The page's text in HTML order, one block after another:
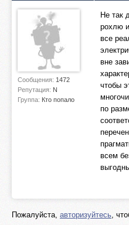
Сообщения: 1472
Репутация: N
Группа: Кто попало
Не так
рохлю
все
вне
чтобы
по
всем
Пожалуйста, авторизуйтесь,